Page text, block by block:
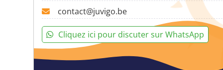
contact@juvigo.be
Cliquez ici pour discuter sur WhatsApp